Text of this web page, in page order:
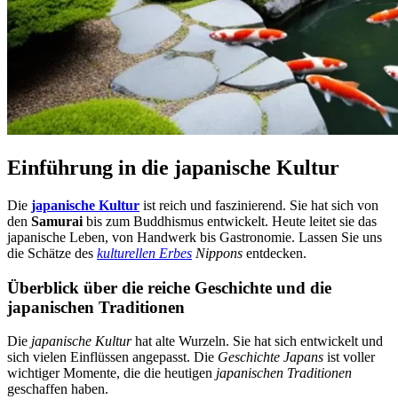
Einführung in die japanische Kultur
Die japanische Kultur ist reich und faszinierend. Sie hat sich von
den Samurai bis zum Buddhismus entwickelt. Heute leitet sie das
japanische Leben, von Handwerk bis Gastronomie. Lassen Sie uns
die Schätze des kulturellen Erbes Nippons entdecken.
Überblick über die reiche Geschichte und die
japanischen Traditionen
Die japanische Kulturhat alte Wurzeln. Sie hat sich entwickelt und
sich vielen Einflüssen angepasst. Die Geschichte Japans ist voller
wichtiger Momente, die die heutigen japanischen Traditionen
geschaffen haben.